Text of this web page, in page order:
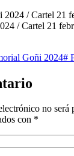
/ Cartel 21
Goñi 2024#
no será
con *